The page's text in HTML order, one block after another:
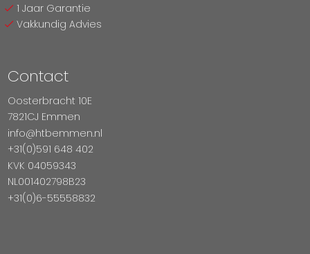
1 Jaar Garantie
Vakkundig Advies
Contact
Oosterbracht 10E
7821CJ Emmen
info@htbemmen.nl
+31(0)591 648 402
KVK 04059343
NL001402798B23
+31(0)6-55558832